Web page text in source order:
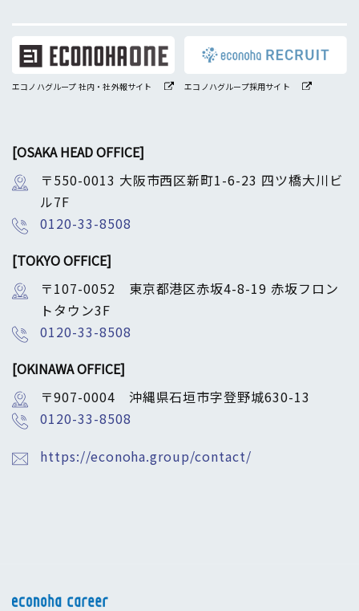
エコノハグループ 社内・社外報サイト エコノハグループ採用サイト
[OSAKA HEAD OFFICE]
〒550-0013 大阪市西区新町1-6-23 四ツ橋大川ビ
ル7F
0120-33-8508
[TOKYO OFFICE]
〒107-0052 東京都港区赤坂4-8-19 赤坂フロン
トタウン3F
0120-33-8508
[OKINAWA OFFICE]
〒907-0004 沖縄県石垣市字登野城630-13
0120-33-8508
https://econoha.group/contact/